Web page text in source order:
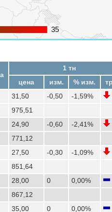
35
35
1 тн
цена
изм. % изм.
31,50 -0,50
-1,59%
975,51
24,90 -0,60
-2,41%
771,12
27,50 -0,30
-1,09%
851,64
28,00 0
0,00%
867,12
35,00 0 0,00%